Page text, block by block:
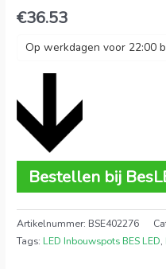
€36.53
Op werkdagen voor 22:00
Bestellen bij
Artikelnummer: BSE402276
Tags: LED Inbouwspots BES LED,